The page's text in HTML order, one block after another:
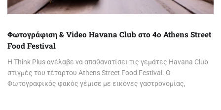
Φωτογράφιση & Video Havana Club στο 4ο Athens Street
Food Festival
Η Think Plus ανέλαβε να απαθανατίσει τις γεμάτες Havana Club
στιγμές του τέταρτου Athens Street Food Festival. Ο
Φωτογραφικός φακός γέμισε με εικόνες γαστρονομίας,